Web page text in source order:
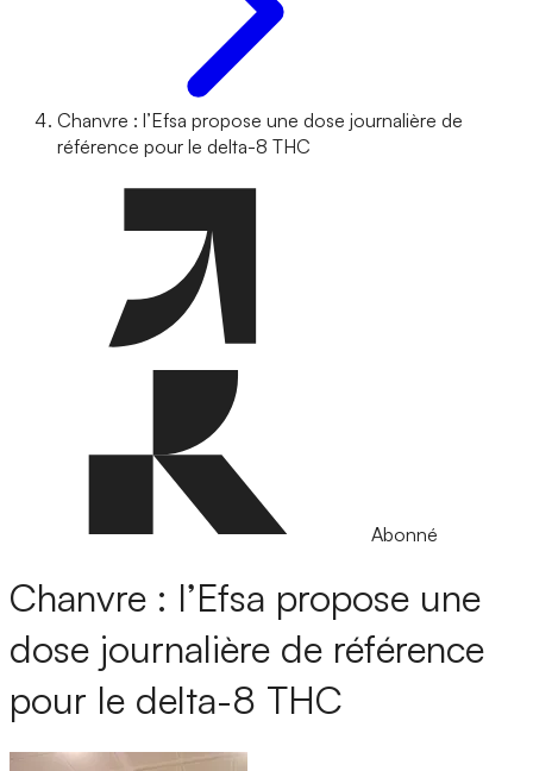
Chanvre : l’Efsa propose une dose journalière de
référence pour le delta-8 THC
Abonné
Chanvre : l’Efsa propose une
dose journalière de référence
pour le delta-8 THC